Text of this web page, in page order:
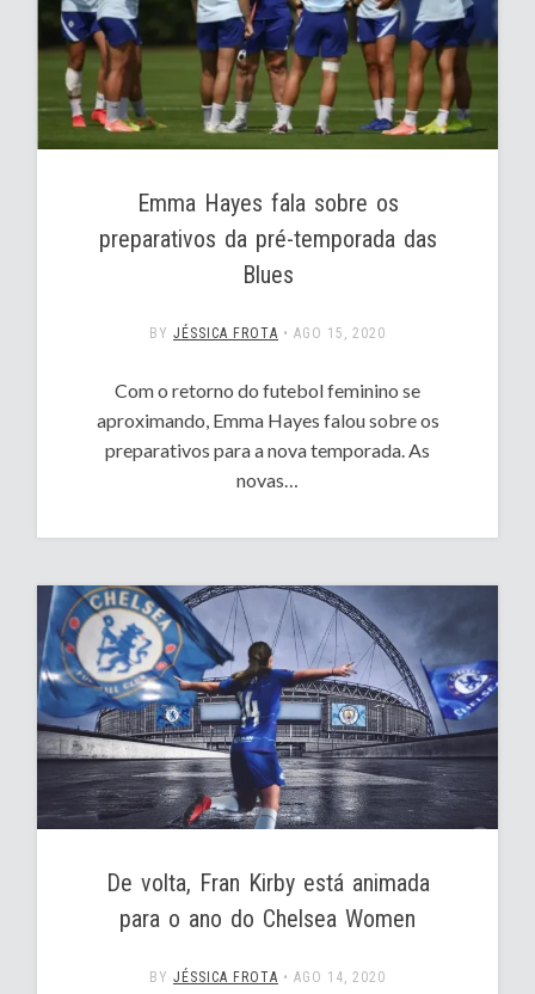
Emma Hayes fala sobre os
preparativos da pré-temporada das
Blues
BY JÉSSICA FROTA • AGO 15, 2020
Com o retorno do futebol feminino se
aproximando, Emma Hayes falou sobre os
preparativos para a nova temporada. As
novas…
De volta, Fran Kirby está animada
para o ano do Chelsea Women
BY JÉSSICA FROTA • AGO 14, 2020